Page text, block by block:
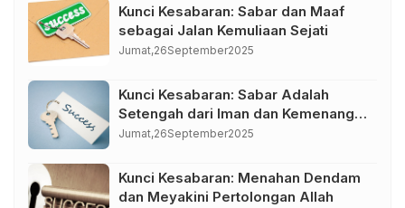
Kunci Kesabaran: Sabar dan Maaf
sebagai Jalan Kemuliaan Sejati
Jumat,26September2025
Kunci Kesabaran: Sabar Adalah
Setengah dari Iman dan Kemenangan
dalam Kendali Diri
Jumat,26September2025
Kunci Kesabaran: Menahan Dendam
dan Meyakini Pertolongan Allah